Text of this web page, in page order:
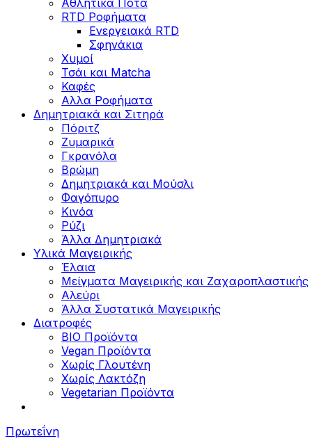
RTD Ροφήματα
Ενεργειακά RTD
Σφηνάκια
Χυμοί
Τσάι και Matcha
Καφές
Αλλα Ροφήματα
Δημητριακά και Σιτηρά
Πόριτζ
Ζυμαρικά
Γκρανόλα
Βρώμη
Δημητριακά και Μούσλι
Φαγόπυρο
Κινόα
Ρύζι
Άλλα Δημητριακά
Υλικά Μαγειρικής
Έλαια
Μείγματα Μαγειρικής και Ζαχαροπλαστικής
Αλεύρι
Άλλα Συστατικά Μαγειρικής
Διατροφές
BIO Προϊόντα
Vegan Προϊόντα
Χωρίς Γλουτένη
Χωρίς Λακτόζη
Vegetarian Προϊόντα
Πρωτεΐνη